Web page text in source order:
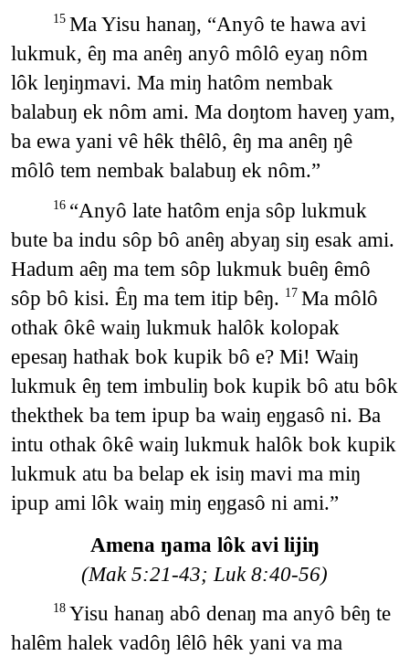
15 Ma Yisu hanaŋ, “Anyô te hawa avi
lukmuk, êŋ ma anêŋ anyô môlô eyaŋ nôm
lôk leŋiŋmavi. Ma miŋ hatôm nembak
balabuŋ ek nôm ami. Ma doŋtom haveŋ yam,
ba ewa yani vê hêk thêlô, êŋ ma anêŋ ŋê
môlô tem nembak balabuŋ ek nôm.”
16 “Anyô late hatôm enja sôp lukmuk
bute ba indu sôp bô anêŋ abyaŋ siŋ esak ami.
Hadum aêŋ ma tem sôp lukmuk buêŋ êmô
sôp bô kisi. Êŋ ma tem itip bêŋ. 17 Ma môlô
othak ôkê waiŋ lukmuk halôk kolopak
epesaŋ hathak bok kupik bô e? Mi! Waiŋ
lukmuk êŋ tem imbuliŋ bok kupik bô atu bôk
thekthek ba tem ipup ba waiŋ eŋgasô ni. Ba
intu othak ôkê waiŋ lukmuk halôk bok kupik
lukmuk atu ba belap ek isiŋ mavi ma miŋ
ipup ami lôk waiŋ miŋ eŋgasô ni ami.”
Amena ŋama lôk avi lijiŋ
(Mak 5:21-43; Luk 8:40-56)
18 Yisu hanaŋ abô denaŋ ma anyô bêŋ te
halêm halek vadôŋ lêlô hêk yani va ma